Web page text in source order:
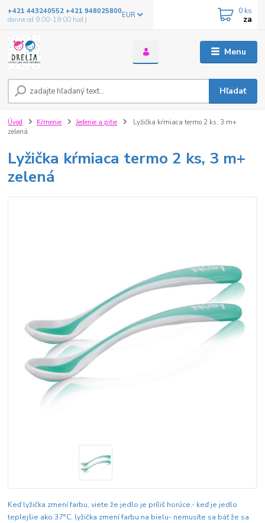
Menu
EUR
Hľadať
+421 443240552 +421 948025800
denne od 9:00-19:00 hod.)
0 ks
za
Úvod Kŕmenie Jedenie a pitie
Lyžička kŕmiaca termo 2 ks, 3 m+
zelená
Lyžička kŕmiaca termo 2 ks, 3 m+
zelená
Keď lyžička zmení farbu, viete že jedlo je príliš horúce.- keď je jedlo
teplejšie ako 37°C, lyžička zmení farbu na bielu- nemusíte sa báť že sa